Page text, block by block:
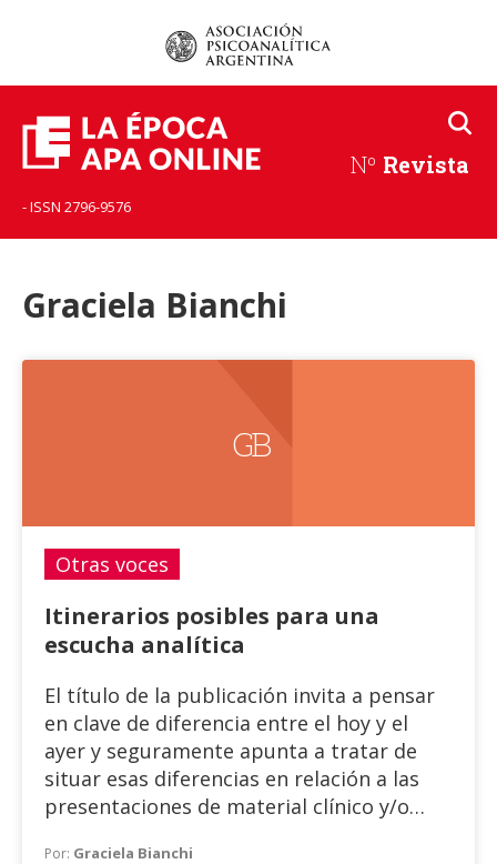
Nº Revista
- ISSN 2796-9576
Graciela Bianchi
G B
Otras voces
Itinerarios posibles para una
escucha analítica
El título de la publicación invita a pensar
en clave de diferencia entre el hoy y el
ayer y seguramente apunta a tratar de
situar esas diferencias en relación a las
presentaciones de material clínico y/o
Por: Graciela Bianchi